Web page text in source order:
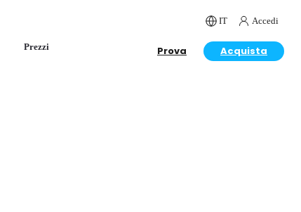
IT Accedi
Prezzi Prova Acquista